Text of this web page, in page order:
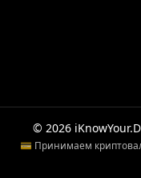
© 2026
💳 Принимаем